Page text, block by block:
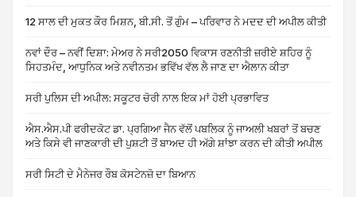
12 ਸਾਲ ਦੀ ਮੁਕਤ ਕੌਰ ਮਿਸ਼ਨ, ਬੀ.ਸੀ. ਤੋਂ ਗੁੰਮ – ਪਰਿਵਾਰ ਨੇ ਮਦਦ ਦੀ ਅਪੀਲ ਕੀਤੀ
ਨਵਾਂ ਦੌਰ – ਨਵੀਂ ਦਿਸ਼ਾ: ਮੇਅਰ ਨੇ ਸਰੀ2050 ਵਿਕਾਸ ਰਣਨੀਤੀ ਜ਼ਰੀਏ ਸ਼ਹਿਰ ਨੂੰ
ਸਿਹਤਮੰਦ, ਆਧੁਨਿਕ ਅਤੇ ਨਵੀਨਤਮ ਭਵਿੱਖ ਵੱਲ ਲੈ ਜਾਣ ਦਾ ਐਲਾਨ ਕੀਤਾ
ਸਰੀ ਪੁਲਿਸ ਦੀ ਅਪੀਲ: ਸਕੂਟਰ ਚੋਰੀ ਨਾਲ ਇਕ ਮਾਂ ਹੋਈ ਪ੍ਰਭਾਵਿਤ
ਐਸ.ਐਸ.ਪੀ ਫਰੀਦਕੋਟ ਡਾ. ਪ੍ਰਗਿਆ ਜੈਨ ਵੱਲੋਂ ਪਬਲਿਕ ਨੂੰ ਜਾਅਲੀ ਖਬਰਾਂ ਤੋਂ ਬਚਣ
ਅਤੇ ਕਿਸੇ ਵੀ ਜਾਣਕਾਰੀ ਦੀ ਪੁਸ਼ਟੀ ਤੋਂ ਬਾਅਦ ਹੀ ਅੱਗੇ ਸ਼ਾਂਝਾ ਕਰਨ ਦੀ ਕੀਤੀ ਅਪੀਲ
ਸਰੀ ਸਿਟੀ ਦੇ ਮੈਨੇਜਰ ਰੌਬ ਕੋਸਟੇਨਜ਼ੋ ਦਾ ਬਿਆਨ